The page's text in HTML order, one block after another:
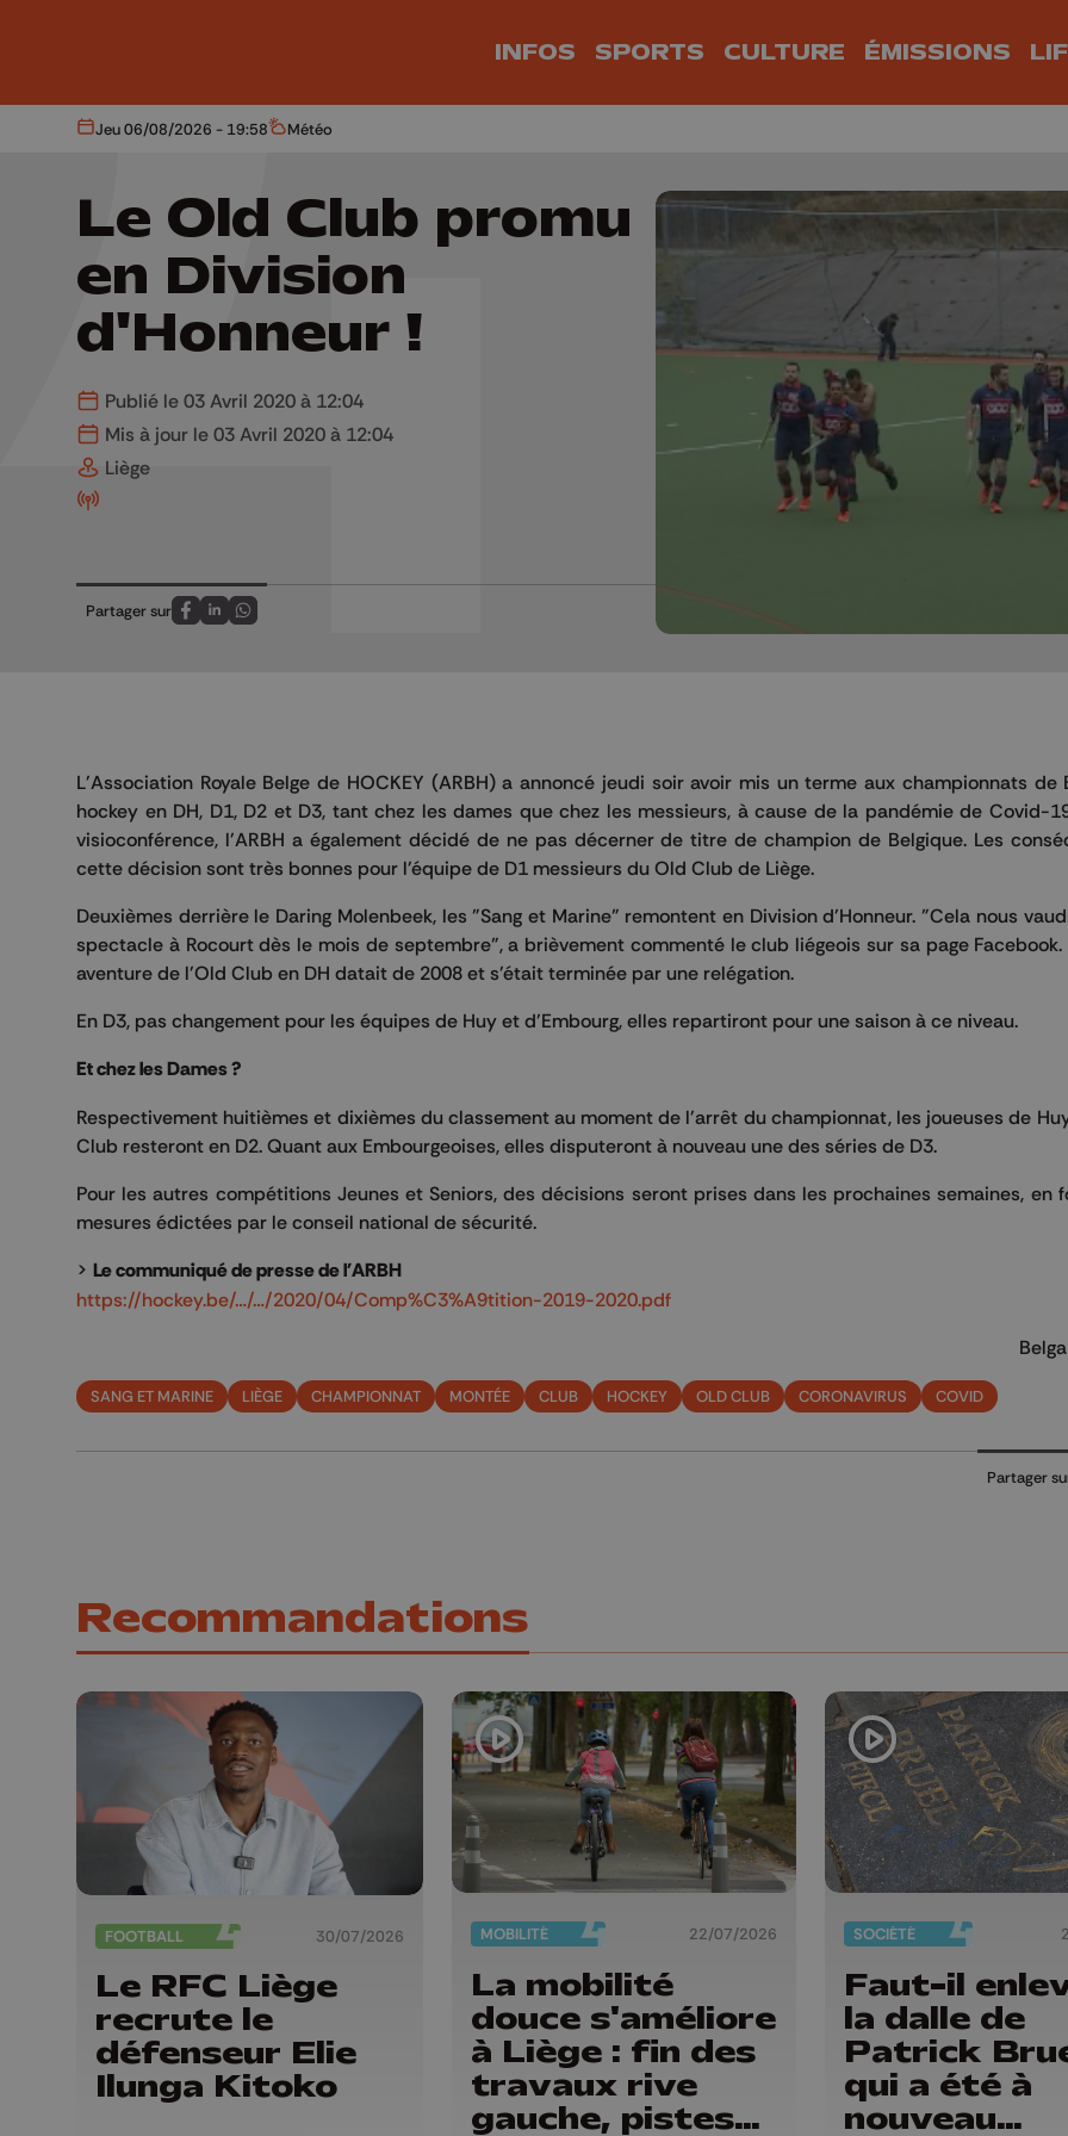
INFOS SPORTS CULTURE ÉMISSIONS
Aujourd'hui
Jeu 06/08/2026 - 19:58 Météo
Météo
Le Old Club promu
en Division
d'Honneur !
Publié le 03 Avril 2020 à 12:04
Mis à jour le 03 Avril 2020 à 12:04
Liège
Partager sur
Partagez sur FaceBook
Partagez sur LinkedIn
Partagez sur Whatsapp
L'Association Royale Belge de HOCKEY (ARBH) a annoncé jeudi soir avoir mis un terme aux championnats de
hockey en DH, D1, D2 et D3, tant chez les dames que chez les messieurs, à cause de la pandémie de Covid-
visioconférence, l'ARBH a également décidé de ne pas décerner de titre de champion de Belgique. Les
cette décision sont très bonnes pour l'équipe de D1 messieurs du Old Club de Liège.
Deuxièmes derrière le Daring Molenbeek, les "Sang et Marine" remontent en Division d'Honneur. "Cela nous
spectacle à Rocourt dès le mois de septembre", a brièvement commenté le club liégeois sur sa page
aventure de l'Old Club en DH datait de 2008 et s'était terminée par une relégation.
En D3, pas changement pour les équipes de Huy et d'Embourg, elles repartiront pour une saison à ce niveau.
Et chez les Dames ?
Respectivement huitièmes et dixièmes du classement au moment de l'arrêt du championnat, les joueuses de
Club resteront en D2. Quant aux Embourgeoises, elles disputeront à nouveau une des séries de D3.
Pour les autres compétitions Jeunes et Seniors, des décisions seront prises dans les prochaines semaines, en
mesures édictées par le conseil national de sécurité.
> Le communiqué de presse de l'ARBH
https://hockey.be/…/…/2020/04/Comp%C3%A9tition-2019-2020.pdf
SANG ET MARINE LIÈGE CHAMPIONNAT MONTÉE CLUB HOCKEY OLD CLUB CORONAVIRUS COVID
Partager
Recommandations
FOOTBALL 30/07/2026
Le RFC Liège
recrute le
défenseur Elie
Ilunga Kitoko
MOBILITÉ 22/07/2026
La mobilité
douce s'améliore
à Liège : fin des
travaux rive
gauche, pistes
SOCIÉTÉ
Faut-il
la dalle de
Patrick
qui a été à
nouveau